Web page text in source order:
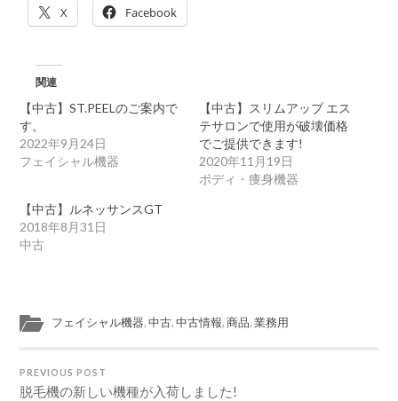
X Facebook
関連
【中古】ST.PEELのご案内で
す。
2022年9月24日
フェイシャル機器
【中古】スリムアップ エス
テサロンで使用が破壊価格
でご提供できます!
2020年11月19日
ボディ・痩身機器
【中古】ルネッサンスGT
2018年8月31日
中古
フェイシャル機器,中古,中古情報,商品,業務用
PREVIOUS POST
脱毛機の新しい機種が入荷しました!